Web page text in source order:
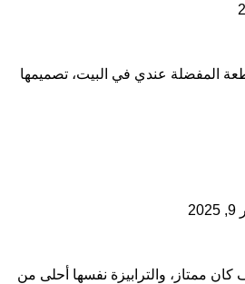
المفضلة عندي في البيت، تصميمها
كان ممتاز، والترابيزة نفسها أحلى من